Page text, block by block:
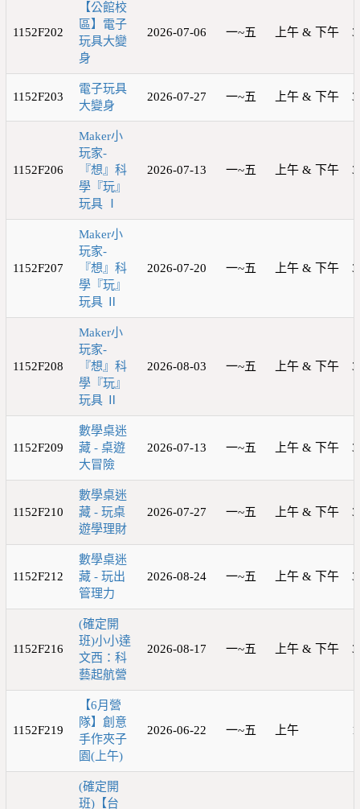
1152F202
【公館校
區】電子
玩具大變
身
2026-07-06 一~五 上午 & 下午
1152F203
電子玩具
大變身
2026-07-27 一~五 上午 & 下午
1152F206
Maker小
玩家-
『想』科
學『玩』
玩具 Ⅰ
2026-07-13 一~五 上午 & 下午
1152F207
Maker小
玩家-
『想』科
學『玩』
玩具 Ⅱ
2026-07-20 一~五 上午 & 下午
1152F208
Maker小
玩家-
『想』科
學『玩』
玩具 Ⅱ
2026-08-03 一~五 上午 & 下午
1152F209
數學桌迷
藏 - 桌遊
大冒險
2026-07-13 一~五 上午 & 下午
1152F210
數學桌迷
藏 - 玩桌
遊學理財
2026-07-27 一~五 上午 & 下午
1152F212
數學桌迷
藏 - 玩出
管理力
2026-08-24 一~五 上午 & 下午
1152F216
(確定開
班)小小達
文西：科
藝起航營
2026-08-17 一~五 上午 & 下午
1152F219
【6月營
隊】創意
手作夾子
園(上午)
2026-06-22 一~五 上午
(確定開
班)【台